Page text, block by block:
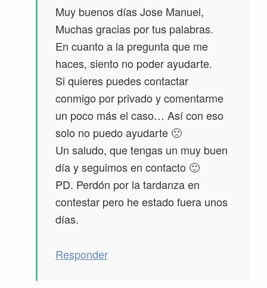
Muy buenos días Jose Manuel,
Muchas gracias por tus palabras.
En cuanto a la pregunta que me
haces, siento no poder ayudarte.
Si quieres puedes contactar
conmigo por privado y comentarme
un poco más el caso… Así con eso
solo no puedo ayudarte 🙁
Un saludo, que tengas un muy buen
día y seguimos en contacto 🙂
PD. Perdón por la tardanza en
contestar pero he estado fuera unos
días.
Responder